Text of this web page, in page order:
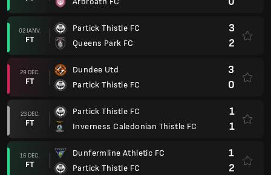
02 JANV.
FT
Partick Thistle FC
Queens Park FC
3
2
29 DÉC.
FT
Dundee Utd
Partick Thistle FC
3
0
23 DÉC.
FT
Partick Thistle FC
Inverness Caledonian Thistle FC
1
1
16 DÉC.
FT
Dunfermline Athletic FC
Partick Thistle FC
1
2